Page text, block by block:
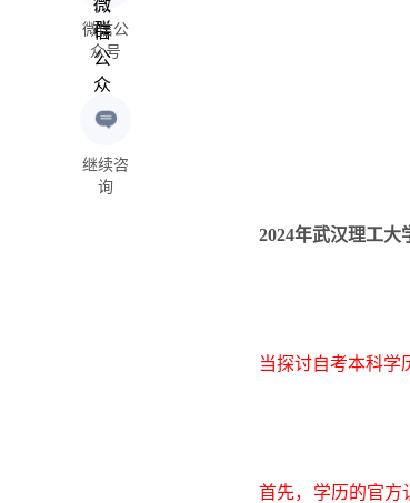
微信公
众号
继续咨
询
2024年武汉理工大
当探讨自考本科学
首先，学历的官方